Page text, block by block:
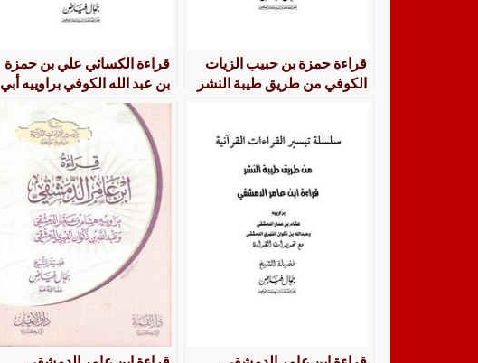
قراءة حمزة بن حبيب الزيات
الكوفي من طريق طيبة النشر
قراءة الكسائي علي بن حمزة
بن عبد الله الكوفي براوييه أبي
الحارث والدوري من طريق
طيبة النشر